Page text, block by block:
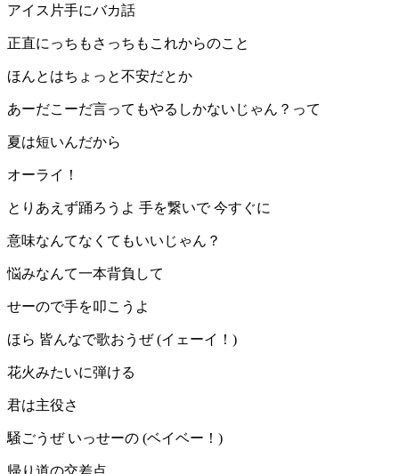
アイス片手にバカ話
正直にっちもさっちもこれからのこと
ほんとはちょっと不安だとか
あーだこーだ言ってもやるしかないじゃん？って
夏は短いんだから
オーライ！
とりあえず踊ろうよ 手を繋いで 今すぐに
意味なんてなくてもいいじゃん？
悩みなんて一本背負して
せーので手を叩こうよ
ほら 皆んなで歌おうぜ (イェーイ！)
花火みたいに弾ける
君は主役さ
騒ごうぜ いっせーの (ベイベー！)